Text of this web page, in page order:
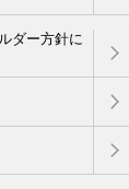
ダー方針に